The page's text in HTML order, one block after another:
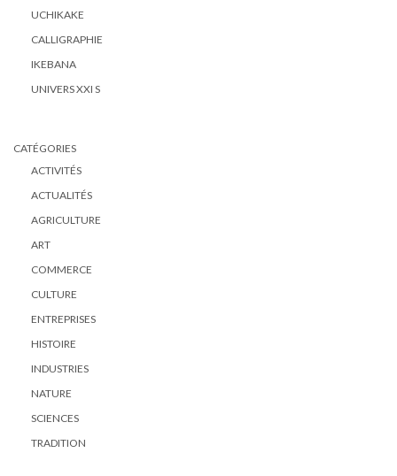
UCHIKAKE
CALLIGRAPHIE
IKEBANA
UNIVERS XXI S
CATÉGORIES
ACTIVITÉS
ACTUALITÉS
AGRICULTURE
ART
COMMERCE
CULTURE
ENTREPRISES
HISTOIRE
INDUSTRIES
NATURE
SCIENCES
TRADITION